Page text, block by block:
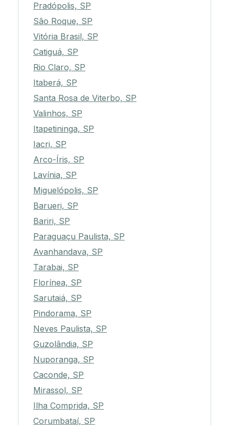
Pradópolis, SP
São Roque, SP
Vitória Brasil, SP
Catiguá, SP
Rio Claro, SP
Itaberá, SP
Santa Rosa de Viterbo, SP
Valinhos, SP
Itapetininga, SP
Iacri, SP
Arco-Íris, SP
Lavínia, SP
Miguelópolis, SP
Barueri, SP
Bariri, SP
Paraguaçu Paulista, SP
Avanhandava, SP
Tarabai, SP
Florínea, SP
Sarutaiá, SP
Pindorama, SP
Neves Paulista, SP
Guzolândia, SP
Nuporanga, SP
Caconde, SP
Mirassol, SP
Ilha Comprida, SP
Corumbataí, SP